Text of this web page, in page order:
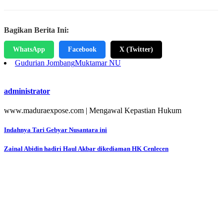
Bagikan Berita Ini:
WhatsApp Facebook X (Twitter)
Gudurian JombangMuktamar NU
administrator
www.maduraexpose.com | Mengawal Kepastian Hukum
Navigasi
pos
Indahnya Tari Gebyar Nusantara ini
Zainal Abidin hadiri Haul Akbar dikediaman HK Cenlecen